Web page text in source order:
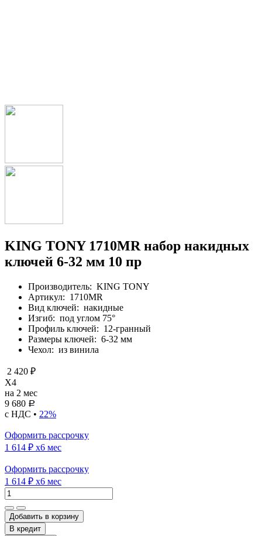
KING TONY 1710MR набор накидных
ключей 6-32 мм 10 пр
Производитель: KING TONY
Артикул: 1710MR
Вид ключей: накидные
Изгиб: под углом 75°
Профиль ключей: 12-гранный
Размеры ключей: 6-32 мм
Чехол: из винила
2 420 ₽
X4
на 2 мес
9 680 Р
с НДС • 22%
Оформить рассрочку
1 614 ₽ x6 мес
Оформить рассрочку
1 614 ₽ x6 мес
Добавить в корзину